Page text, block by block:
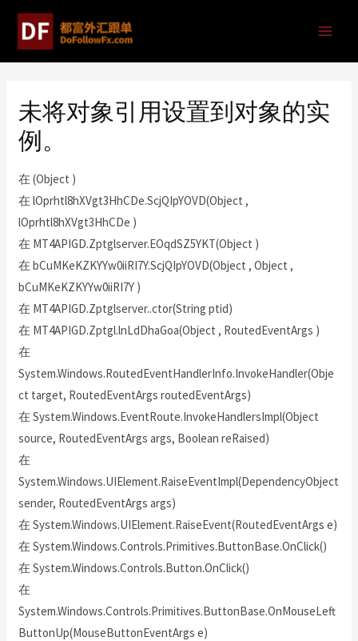
未将对象引用设置到对象的实
例。
在 (Object )
在 lOprhtl8hXVgt3HhCDe.ScjQIpYOVD(Object ,
lOprhtl8hXVgt3HhCDe )
在 MT4APIGD.Zptglserver.EOqdSZ5YKT(Object )
在 bCuMKeKZKYYw0iiRI7Y.ScjQIpYOVD(Object , Object ,
bCuMKeKZKYYw0iiRI7Y )
在 MT4APIGD.Zptglserver..ctor(String ptid)
在 MT4APIGD.Zptgl.lnLdDhaGoa(Object , RoutedEventArgs )
在
System.Windows.RoutedEventHandlerInfo.InvokeHandler(Obje
ct target, RoutedEventArgs routedEventArgs)
在 System.Windows.EventRoute.InvokeHandlersImpl(Object
source, RoutedEventArgs args, Boolean reRaised)
在
System.Windows.UIElement.RaiseEventImpl(DependencyObject
sender, RoutedEventArgs args)
在 System.Windows.UIElement.RaiseEvent(RoutedEventArgs e)
在 System.Windows.Controls.Primitives.ButtonBase.OnClick()
在 System.Windows.Controls.Button.OnClick()
在
System.Windows.Controls.Primitives.ButtonBase.OnMouseLeft
ButtonUp(MouseButtonEventArgs e)